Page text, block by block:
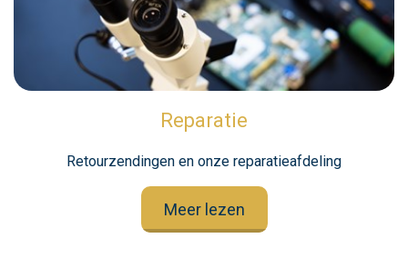
Reparatie
Retourzendingen en onze reparatieafdeling
Meer lezen